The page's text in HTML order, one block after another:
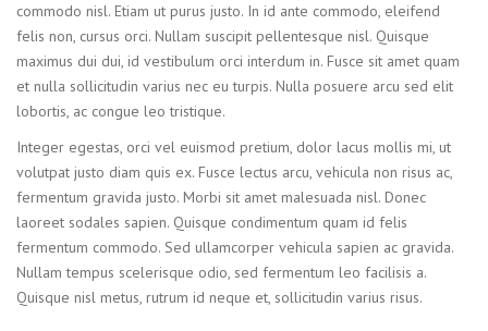
commodo nisl. Etiam ut purus justo. In id ante commodo, eleifend
felis non, cursus orci. Nullam suscipit pellentesque nisl. Quisque
maximus dui dui, id vestibulum orci interdum in. Fusce sit amet quam
et nulla sollicitudin varius nec eu turpis. Nulla posuere arcu sed elit
lobortis, ac congue leo tristique.
Integer egestas, orci vel euismod pretium, dolor lacus mollis mi, ut
volutpat justo diam quis ex. Fusce lectus arcu, vehicula non risus ac,
fermentum gravida justo. Morbi sit amet malesuada nisl. Donec
laoreet sodales sapien. Quisque condimentum quam id felis
fermentum commodo. Sed ullamcorper vehicula sapien ac gravida.
Nullam tempus scelerisque odio, sed fermentum leo facilisis a.
Quisque nisl metus, rutrum id neque et, sollicitudin varius risus.